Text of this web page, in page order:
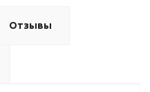
Отзывы